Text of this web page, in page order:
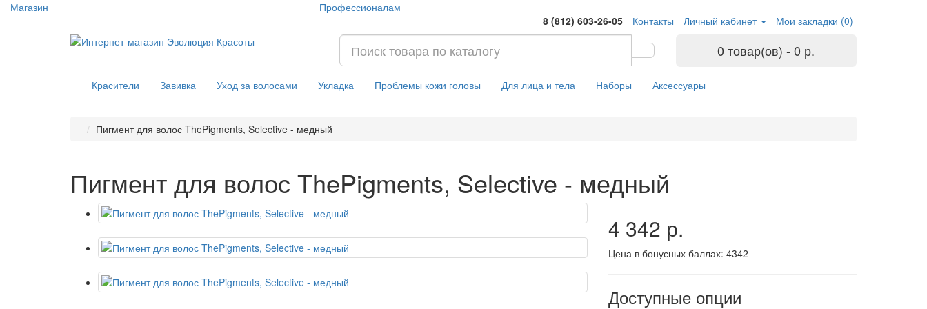
Магазин
Профессионалам
8 (812) 603-26-05
Контакты Личный кабинет Мои закладки (0)
0 товар(ов) - 0 р.
Красители Завивка Уход за волосами Укладка Проблемы кожи головы Для лица и тела Наборы Аксессуары
Пигмент для волос ThePigments, Selective - медный
Пигмент для волос ThePigments, Selective - медный
4 342 р.
Цена в бонусных баллах: 4342
Доступные опции